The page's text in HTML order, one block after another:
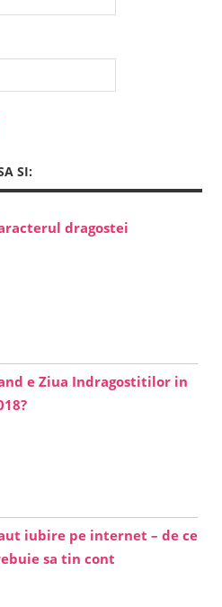
SI:
dragostei
e Ziua Indragostitilor in
iubire pe internet – de ce
sa tin cont